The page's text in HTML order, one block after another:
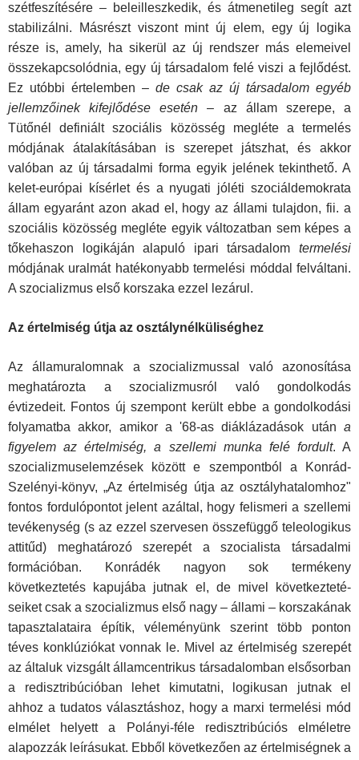
szétfeszítésére – beleil­leszkedik, és átmenetileg segít azt
stabilizálni. Másrészt vi­szont mint új elem, egy új logika
része is, amely, ha sikerül az új rendszer más elemeivel
összekapcsolódnia, egy új társa­dalom felé viszi a fejlődést.
Ez utóbbi értelemben – de csak az új társadalom egyéb
jellemzőinek kifejlődése esetén – az ál­lam szerepe, a
Tütőnél definiált szociális közösség megléte a termelés
módjának átalakításában is szerepet játszhat, és ak­kor
valóban az új társadalmi forma egyik jelének tekinthető. A
kelet-európai kísérlet és a nyugati jóléti szociáldemokrata
állam egyaránt azon akad el, hogy az állami tulajdon, fii. a
szo­ciális közösség megléte egyik változatban sem képes a
tőke­haszon logikáján alapuló ipari társadalom termelési
módjának uralmát hatékonyabb termelési móddal felváltani.
A szocializ­mus első korszaka ezzel lezárul.
Az értelmiség útja az osztálynélküliséghez
Az államuralomnak a szocializmussal való azonosítása
meg­határozta a szocializmusról való gondolkodás
évtizedeit. Fon­tos új szempont került ebbe a gondolkodási
folyamatba akkor, amikor a '68-as diáklázadások után a
figyelem az értelmiség, a szellemi munka felé fordult. A
szocializmuselemzések kö­zött e szempontból a Konrád-
Szelényi-könyv, „Az értelmiség útja az osztályhatalomhoz"
fontos fordulópontot jelent azáltal, hogy felismeri a szellemi
tevékenység (s az ezzel szervesen összefüggő teleologikus
attitűd) meghatározó szerepét a szo­cialista társadalmi
formációban. Konrádék nagyon sok termé­keny
következtetés kapujába jutnak el, de mivel következteté­
seiket csak a szocializmus első nagy – állami – korszakának
tapasztalataira építik, véleményünk szerint több ponton
téves konklúziókat vonnak le. Mivel az értelmiség szerepét
az álta­luk vizsgált államcentrikus társadalomban elsősorban
a redisztribúcióban lehet kimutatni, logikusan jutnak el
ahhoz a tu­datos választáshoz, hogy a marxi termelési mód
elmélet he­lyett a Polányi-féle redisztribúciós elméletre
alapozzák leírá­sukat. Ebből következően az értelmiségnek a